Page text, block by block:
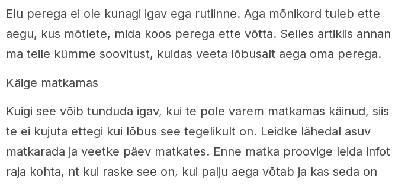
Elu perega ei ole kunagi igav ega rutiinne. Aga mõnikord tuleb ette
aegu, kus mõtlete, mida koos perega ette võtta. Selles artiklis annan
ma teile kümme soovitust, kuidas veeta lõbusalt aega oma perega.
Käige matkamas
Kuigi see võib tunduda igav, kui te pole varem matkamas käinud, siis
te ei kujuta ettegi kui lõbus see tegelikult on. Leidke lähedal asuv
matkarada ja veetke päev matkates. Enne matka proovige leida infot
raja kohta, nt kui raske see on, kui palju aega võtab ja kas seda on